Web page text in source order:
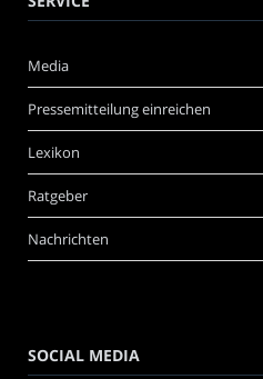
Media
Pressemitteilung einreichen
Lexikon
Ratgeber
Nachrichten
SOCIAL MEDIA